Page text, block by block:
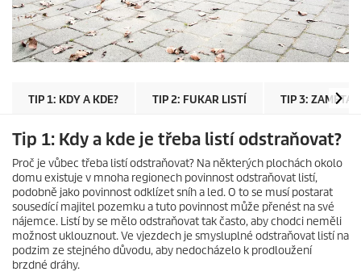
TIP 1: KDY A KDE? TIP 2: FUKAR LISTÍ TIP 3: ZAMETAČ
Tip 1: Kdy a kde je třeba listí odstraňovat?
Proč je vůbec třeba listí odstraňovat? Na některých plochách okolo
domu existuje v mnoha regionech povinnost odstraňovat listí,
podobně jako povinnost odklízet sníh a led. O to se musí postarat
sousedící majitel pozemku a tuto povinnost může přenést na své
nájemce. Listí by se mělo odstraňovat tak často, aby chodci neměli
možnost uklouznout. Ve vjezdech je smysluplné odstraňovat listí na
podzim ze stejného důvodu, aby nedocházelo k prodloužení
brzdné dráhy.